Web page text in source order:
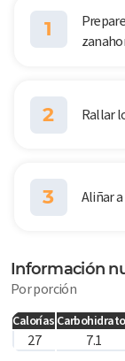
1
2 Rallar
3 Aliñar
Información
Por porción
Calorías
27 7.1